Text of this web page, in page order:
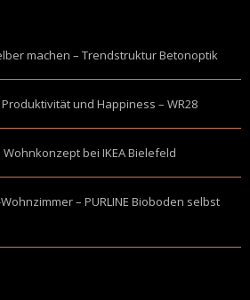
machen – Trendstruktur Betonoptik
und Happiness – WR28
Wohnkonzept bei IKEA Bielefeld
– PURLINE Bioboden selbst